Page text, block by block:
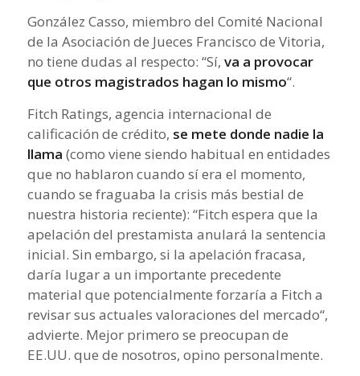
González Casso, miembro del Comité Nacional
de la Asociación de Jueces Francisco de Vitoria,
no tiene dudas al respecto: “Sí, va a provocar
que otros magistrados hagan lo mismo“.
Fitch Ratings, agencia internacional de
calificación de crédito, se mete donde nadie la
llama (como viene siendo habitual en entidades
que no hablaron cuando sí era el momento,
cuando se fraguaba la crisis más bestial de
nuestra historia reciente): “Fitch espera que la
apelación del prestamista anulará la sentencia
inicial. Sin embargo, si la apelación fracasa,
daría lugar a un importante precedente
material que potencialmente forzaría a Fitch a
revisar sus actuales valoraciones del mercado“,
advierte. Mejor primero se preocupan de
EE.UU. que de nosotros, opino personalmente.